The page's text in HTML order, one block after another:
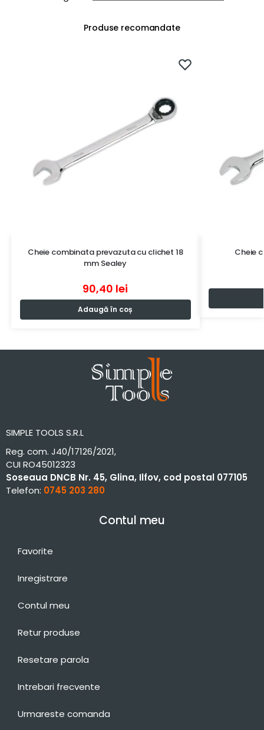
Produse recomandate
Cheie combinata prevazuta cu clichet 18
mm Sealey
90,40 lei
Adaugă în coș
Cheie
SIMPLE TOOLS S.R.L
Reg. com. J40/17126/2021,
CUI RO45012323
Soseaua DNCB Nr. 45, Glina, Ilfov, cod postal 077105
Telefon: 0745 203 280
Contul meu
Favorite
Inregistrare
Contul meu
Retur produse
Resetare parola
Intrebari frecvente
Urmareste comanda